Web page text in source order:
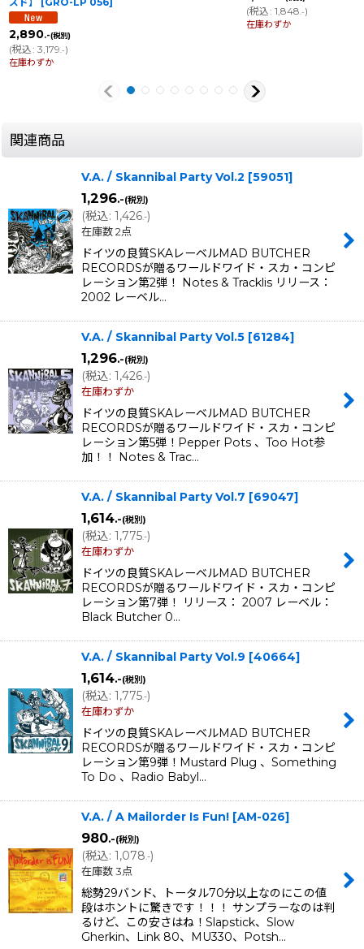
2,890.-(税別)
(税込: 3,179 .-)
在庫わずか
(税込: 1,848 .-)
在庫わずか
関連商品
V.A. / Skannibal Party Vol.2 [59051]
1,296.-(税別)
(税込: 1,426.-)
在庫数 2点
ドイツの良質SKAレーベルMAD BUTCHER
RECORDSが贈るワールドワイド・スカ・コンピ
レーション第2弾！ Notes & Tracklis リリース：
2002 レーベル…
V.A. / Skannibal Party Vol.5 [61284]
1,296.-(税別)
(税込: 1,426.-)
在庫わずか
ドイツの良質SKAレーベルMAD BUTCHER
RECORDSが贈るワールドワイド・スカ・コンピ
レーション第5弾！Pepper Pots 、Too Hot参
加！！ Notes & Trac…
V.A. / Skannibal Party Vol.7 [69047]
1,614.-(税別)
(税込: 1,775.-)
在庫わずか
ドイツの良質SKAレーベルMAD BUTCHER
RECORDSが贈るワールドワイド・スカ・コンピ
レーション第7弾！ リリース： 2007 レーベル：
Black Butcher 0…
V.A. / Skannibal Party Vol.9 [40664]
1,614.-(税別)
(税込: 1,775.-)
在庫わずか
ドイツの良質SKAレーベルMAD BUTCHER
RECORDSが贈るワールドワイド・スカ・コンピ
レーション第9弾！Mustard Plug 、Something
To Do 、Radio Babyl…
V.A. / A Mailorder Is Fun! [AM-026]
980.-(税別)
(税込: 1,078.-)
在庫数 3点
総勢29バンド、トータル70分以上なのにこの値
段はホントに驚きです！！！ サンプラーなのは判
るけど、この安さはね！Slapstick、Slow
Gherkin、Link 80、MU330、Potsh…